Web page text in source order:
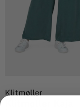
Klitmøller